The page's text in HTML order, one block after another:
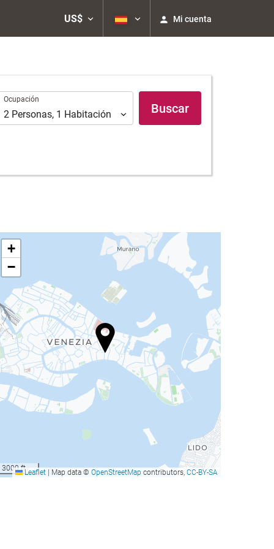
US$ Mi cuenta
Ocupación
Ocupación
2 Personas, 1 Habitación Buscar
+
−
3000 ftLeaflet Map data © OpenStreetMap contributors, CC-BY-SA